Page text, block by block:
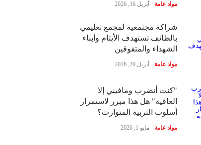
مواد عامة أبريل 16, 2026
شراكة مجتمعية لمجمع تعليمي
بالطائف تستهدف الأيتام وأبناء
الشهداء والمتفوقين
مواد عامة أبريل 20, 2026
"كنت أنضرب ومافيني إلا
العافية" هل هذا مبرر لاستمرار
أسلوب التربية المتوارث؟
مواد عامة مايو 1, 2026